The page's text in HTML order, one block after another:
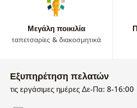
Μεγάλη ποικιλία
ταπετσαρίες & διακοσμητικά
Εξυπηρέτηση πελατών
τις εργάσιμες ημέρες Δε-Πα: 8-16:00